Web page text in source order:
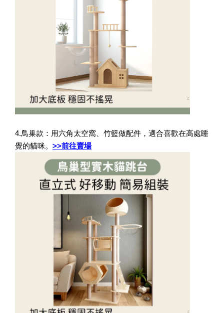
4.鳥巢款：用六角太空窩、竹籃做配件，適合喜歡在高處睡
覺的貓咪。 >>前往賣場